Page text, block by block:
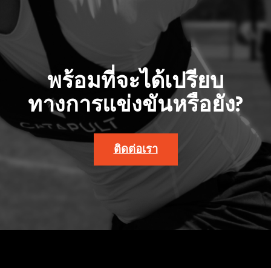
พร้อมที่จะได้เปรียบ
ทางการแข่งขันหรือยัง?
ติดต่อเรา